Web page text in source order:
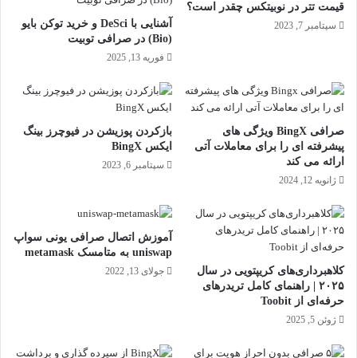
قیمت تتر در نوبیتکس چقدر است؟
سپتامبر 7, 2023
آشنایی با DeSci و خرید توکن بایو
(Bio) در صرافی توبیت
فوریه 13, 2025
صرافی BingX ویژگی های
پیشرفته ای را برای معاملات آتی
ارائه می کند
ژانویه 12, 2024
بازکردن پوزیشن در فیوچرز بینگ
ایکس BingX
سپتامبر 6, 2023
کلاهبرداری‌های کریپتویی در سال
۲۰۲۵ | راهنمای کامل تریدرهای
حرفه‌ای از Toobit
ژوئن 5, 2025
آموزش اتصال صرافی یونی سواپ
uniswap به متامسک metamask
جولای 13, 2022